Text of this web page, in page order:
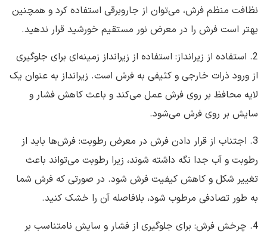
نظافت منظم فرش، می‌توان از جاروبرقی استفاده کرد و همچنین
بهتر است فرش را در معرض نور مستقیم خورشید قرار ندهید.
2. استفاده از زیرانداز: استفاده از زیرانداز زمینه‌ای برای جلوگیری
از ورود ذرات خارجی و کثیفی به فرش است. زیرانداز به عنوان یک
لایه محافظ بر روی فرش عمل می‌کند و باعث کاهش فشار و
سایش بر روی فرش می‌شود.
3. اجتناب از قرار دادن فرش در معرض رطوبت: فرش‌ها باید از
رطوبت و آب جدا نگه داشته شوند، زیرا رطوبت می‌تواند باعث
تغییر شکل و کاهش کیفیت فرش شود. در صورتی که فرش شما
به طور تصادفی مرطوب شود، بلافاصله آن را خشک کنید.
4. چرخش فرش: برای جلوگیری از فشار و سایش نامتناسب بر